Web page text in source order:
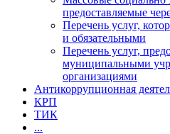
предоставляемые
Перечень услуг,
и обязательными
Перечень услуг,
муниципальными
организациями
Антикоррупционная
КРП
ТИК
...